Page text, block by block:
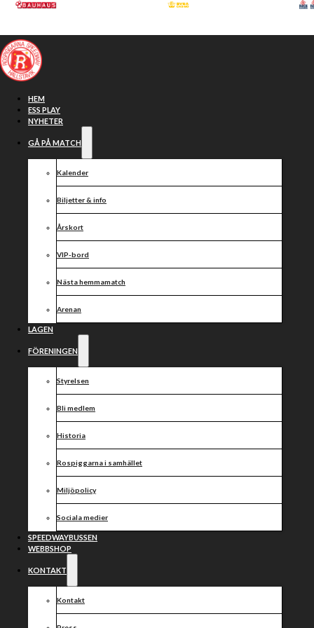
Hoppa till huvudinnehåll
HEM
ESS PLAY
NYHETER
GÅ PÅ MATCH
Kalender
Biljetter & info
Årskort
VIP-bord
Nästa hemmamatch
Arenan
LAGEN
FÖRENINGEN
Styrelsen
Bli medlem
Historia
Rospiggarna i samhället
Miljöpolicy
Sociala medier
SPEEDWAYBUSSEN
WEBBSHOP
KONTAKT
Kontakt
Wiktor
Przyjemski: ”-
Alla lärdomar
jag kommer
få gör att jag
ser fram
emot att köra
för
Rospiggarna!”